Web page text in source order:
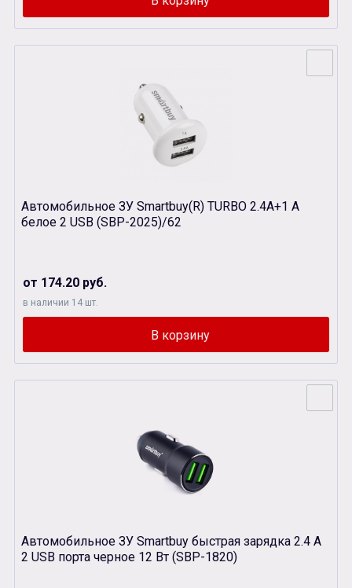
Автомобильное ЗУ Smartbuy(R) TURBO 2.4А+1 А
белое 2 USB (SBP-2025)/62
от 174.20 руб.
в наличии 14 шт.
Автомобильное ЗУ Smartbuy быстрая зарядка 2.4 А
2 USB порта черное 12 Вт (SBP-1820)